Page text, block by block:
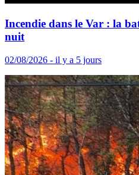
Incendie dans le Var : la
nuit
02/08/2026 - il y a 5 jours